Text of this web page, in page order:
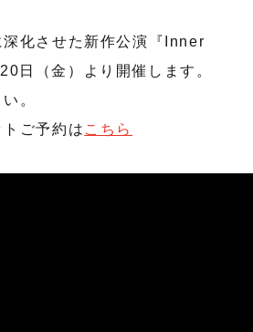
んなところ？
み
深化させた新作公演『Inner
日（金）より開催します。
。
ご予約は こちら